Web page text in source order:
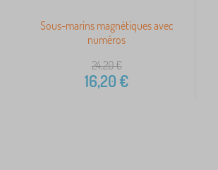
Sous-marins magnétiques avec
numéros
24,20€
16,20€